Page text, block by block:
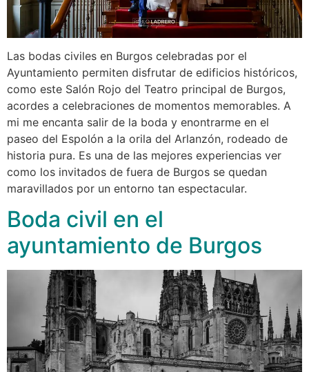
Las bodas civiles en Burgos celebradas por el
Ayuntamiento permiten disfrutar de edificios históricos,
como este Salón Rojo del Teatro principal de Burgos,
acordes a celebraciones de momentos memorables. A
mi me encanta salir de la boda y enontrarme en el
paseo del Espolón a la orila del Arlanzón, rodeado de
historia pura. Es una de las mejores experiencias ver
como los invitados de fuera de Burgos se quedan
maravillados por un entorno tan espectacular.
Boda civil en el
ayuntamiento de Burgos